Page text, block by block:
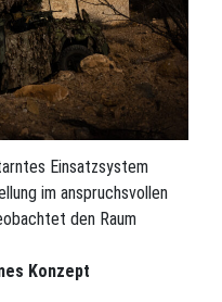
Einsatzsystem
im anspruchsvollen
den Raum
Konzept